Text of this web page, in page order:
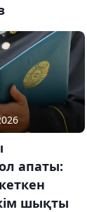
апаты:
шықты